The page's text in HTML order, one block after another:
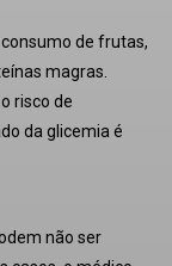
de frutas,
magras
risco de
da glicemia é
não ser